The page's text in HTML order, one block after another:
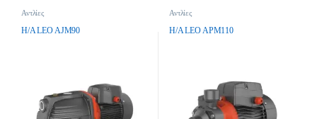
Αντλίες
H/A LEO AJM90
Αντλίες
H/A LEO APM110